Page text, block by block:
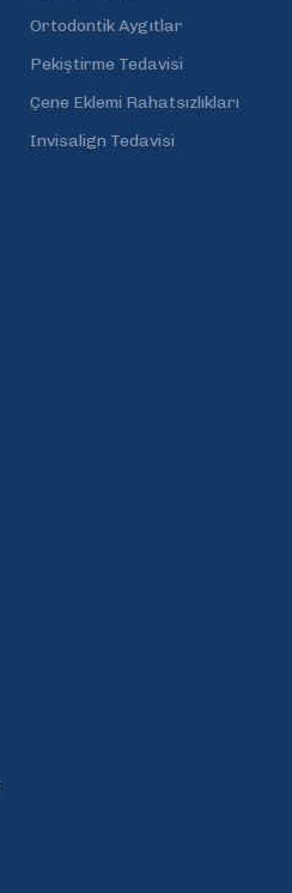
Ortodontik Aygıtlar
Pekiştirme Tedavisi
Çene Eklemi Rahatsızlıkları
Invisalign Tedavisi